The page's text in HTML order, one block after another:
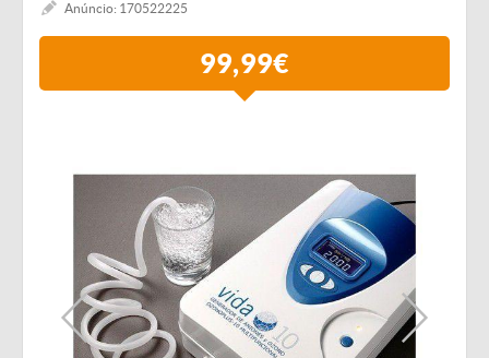
Anúncio: 170522225
99,99€